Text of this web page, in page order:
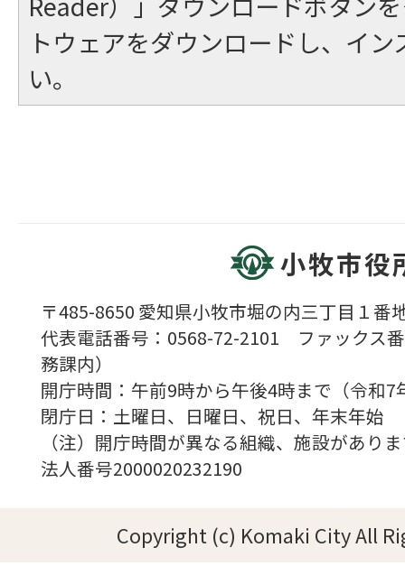
トウェアをダウンロードし、イ
い。
小牧市役
〒485-8650 愛知県小牧市堀の内三丁目１番
代表電話番号：0568-72-2101 ファックス
務課内）
開庁時間：午前9時から午後4時まで（令
閉庁日：土曜日、日曜日、祝日、年末年始
（注）開庁時間が異なる組織、施設があり
法人番号2000020232190
Copyright (c) Komaki City All